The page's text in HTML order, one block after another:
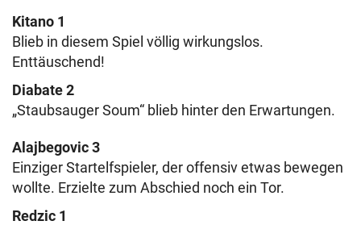
Kitano 1
Blieb in diesem Spiel völlig wirkungslos.
Enttäuschend!
Diabate 2
„Staubsauger Soum“ blieb hinter den Erwartungen.
Alajbegovic 3
Einziger Startelfspieler, der offensiv etwas bewegen
wollte. Erzielte zum Abschied noch ein Tor.
Redzic 1